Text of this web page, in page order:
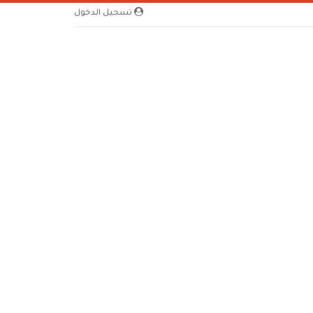
تسجيل الدخول